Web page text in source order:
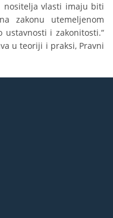
nositelja vlasti imaju biti
zakonu utemeljenom
ustavnosti i zakonitosti.“
u teoriji i praksi, Pravni